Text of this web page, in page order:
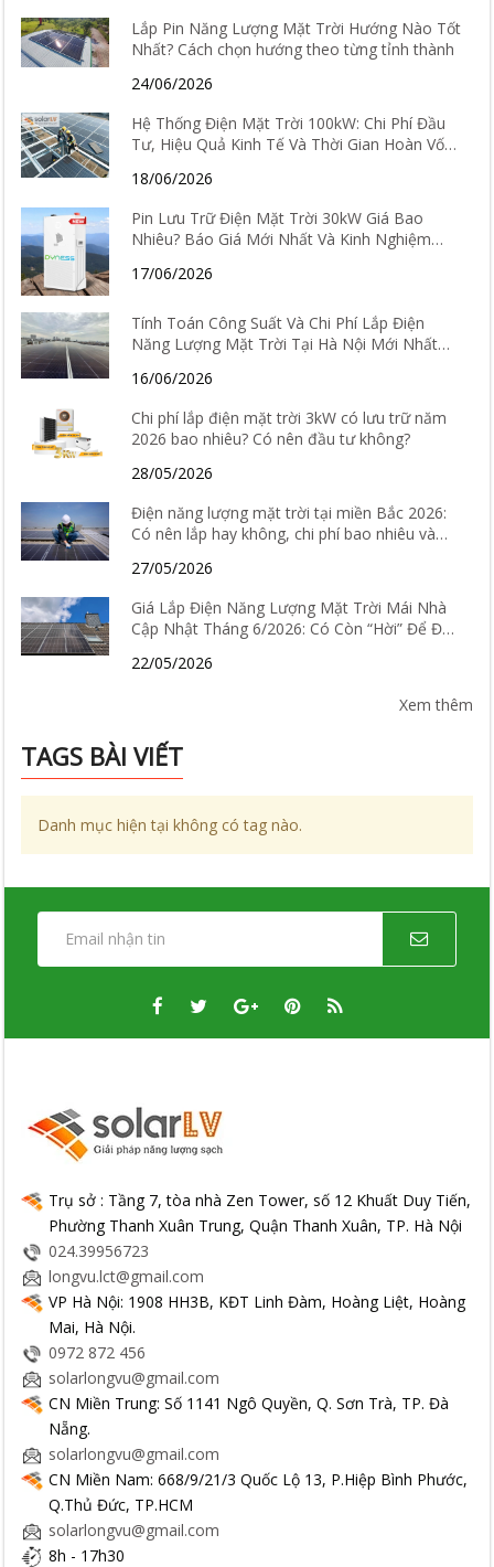
Lắp Pin Năng Lượng Mặt Trời Hướng Nào Tốt
Nhất? Cách chọn hướng theo từng tỉnh thành
24/06/2026
Hệ Thống Điện Mặt Trời 100kW: Chi Phí Đầu
Tư, Hiệu Quả Kinh Tế Và Thời Gian Hoàn Vốn
18/06/2026
Pin Lưu Trữ Điện Mặt Trời 30kW Giá Bao
Nhiêu? Báo Giá Mới Nhất Và Kinh Nghiệm
17/06/2026
Tính Toán Công Suất Và Chi Phí Lắp Điện
Năng Lượng Mặt Trời Tại Hà Nội Mới Nhất
16/06/2026
Chi phí lắp điện mặt trời 3kW có lưu trữ năm
2026 bao nhiêu? Có nên đầu tư không?
28/05/2026
Điện năng lượng mặt trời tại miền Bắc 2026:
Có nên lắp hay không, chi phí bao nhiêu và
27/05/2026
Giá Lắp Điện Năng Lượng Mặt Trời Mái Nhà
Cập Nhật Tháng 6/2026: Có Còn “Hời” Để Đầu
22/05/2026
Xem thêm
TAGS BÀI VIẾT
Danh mục hiện tại không có tag nào.
Trụ sở : Tầng 7, tòa nhà Zen Tower, số 12 Khuất Duy Tiến,
Phường Thanh Xuân Trung, Quận Thanh Xuân, TP. Hà Nội
024.39956723
longvu.lct@gmail.com
VP Hà Nội: 1908 HH3B, KĐT Linh Đàm, Hoàng Liệt, Hoàng
Mai, Hà Nội.
0972 872 456
solarlongvu@gmail.com
CN Miền Trung: Số 1141 Ngô Quyền, Q. Sơn Trà, TP. Đà
Nẵng.
solarlongvu@gmail.com
CN Miền Nam: 668/9/21/3 Quốc Lộ 13, P.Hiệp Bình Phước,
Q.Thủ Đức, TP.HCM
solarlongvu@gmail.com
8h - 17h30